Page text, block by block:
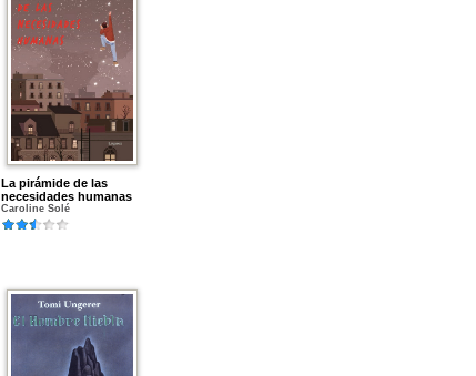
La pirámide de las
necesidades humanas
Caroline Solé